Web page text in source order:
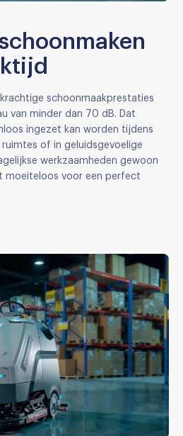
schoonmaakprestaties
van minder dan 70 dB. Dat
ingezet kan worden tijdens
of in geluidsgevoelige
werkzaamheden gewoon
voor een perfect